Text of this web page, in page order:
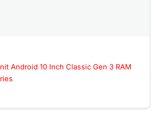
Android 10 Inch Classic Gen 3 RAM